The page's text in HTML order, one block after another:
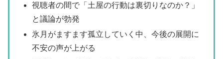
視聴者の間で「土屋の行動は裏切りなのか？」
と議論が勃発
氷月がますます孤立していく中、今後の展開に
不安の声が上がる